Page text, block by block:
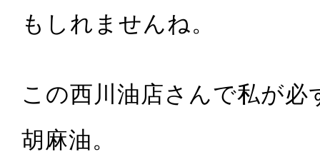
もしれませんね。
この西川油店さんで私が
胡麻油。